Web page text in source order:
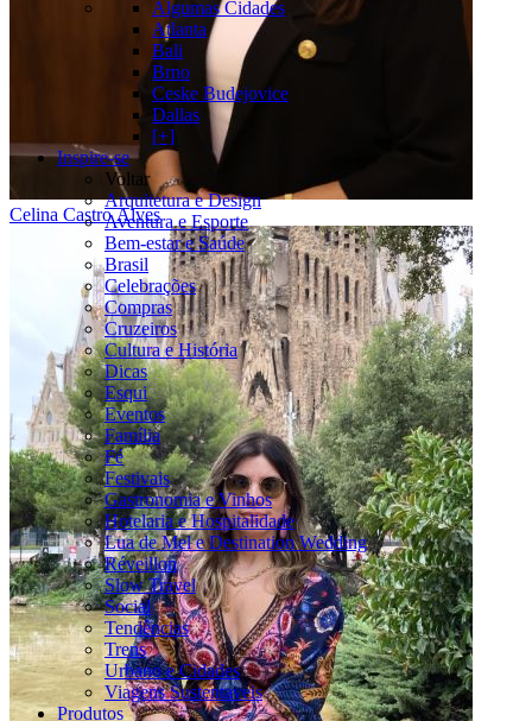
Algumas Cidades
Atlanta
Bali
Brno
Ceske Budejovice
Dallas
[+]
Inspire-se
Voltar
Arquitetura e Design
Aventura e Esporte
Bem-estar e Saúde
Brasil
Celebrações
Compras
Cruzeiros
Cultura e História
Dicas
Esqui
Eventos
Família
Fé
Festivais
Gastronomia e Vinhos
Hotelaria e Hospitalidade
Lua de Mel e Destination Wedding
Réveillon
Slow Travel
Social
Tendências
Trens
Urbano e Cidades
Viagens Sustentaveis
Produtos
Celina Castro Alves